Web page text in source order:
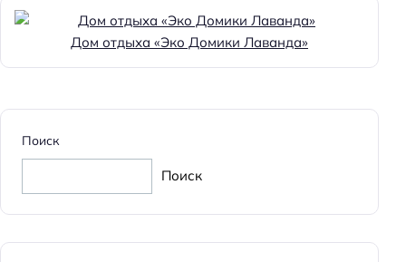
Дом отдыха «Эко Домики Лаванда»
Поиск
Поиск